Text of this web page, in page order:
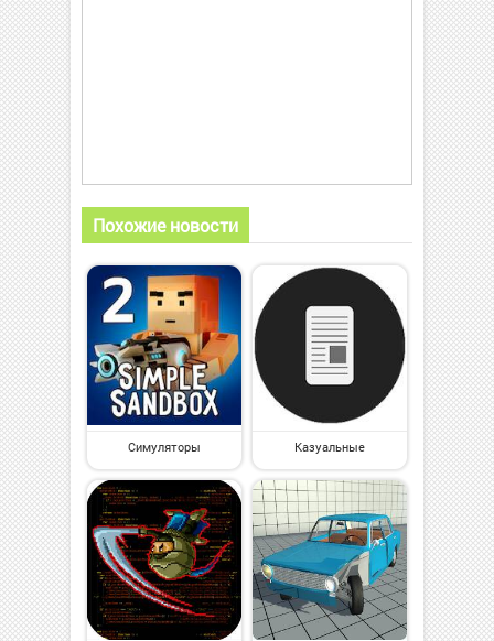
Похожие новости
Симуляторы Казуальные